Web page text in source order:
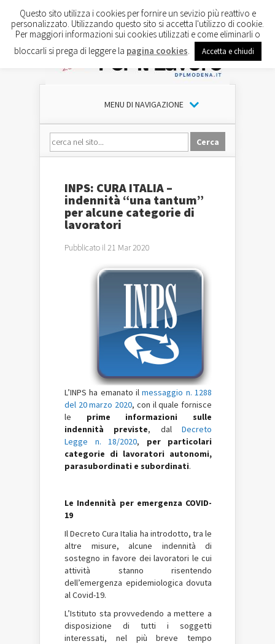
MENU DI NAVIGAZIONE
INPS: CURA ITALIA –
indennità “una tantum”
per alcune categorie di
lavoratori
Pubblicato il 21 Mar 2020
L’INPS ha emanato ilmessaggio n. 1288
del 20 marzo 2020, con il quale fornisce
le prime informazioni sulle
indennità previste, dalDecreto
Legge n. 18/2020, per particolari
categorie di lavoratori autonomi,
parasubordinati e subordinati.
Le Indennità per emergenza COVID-
19
Il Decreto Cura Italia ha introdotto, tra le
altre misure, alcune indennità di
sostegno in favore dei lavoratori le cui
attività stanno risentendo
dell’emergenza epidemiologica dovuta
al Covid-19.
L’Istituto sta provvedendo a mettere a
disposizione di tutti i soggetti
interessati, nel più breve tempo
Questo sito utilizza i cookies per fornire un sevizio più reattivo e
personalizzato. Utilizzando questo sito si accetta l'utilizzo di cookie.
Per maggiori informazioni sui cookies utilizzati e come eliminarli o
bloccarli si prega di leggere la pagina cookies Accetta e chiudi